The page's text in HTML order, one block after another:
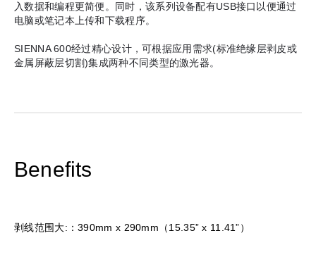
入数据和编程更简便。同时，该系列设备配有USB接口以便通过
电脑或笔记本上传和下载程序。
SIENNA 600经过精心设计，可根据应用需求(标准绝缘层剥皮或
金属屏蔽层切割)集成两种不同类型的激光器。
Benefits
剥线范围大:：390mm x 290mm（15.35” x 11.41”）